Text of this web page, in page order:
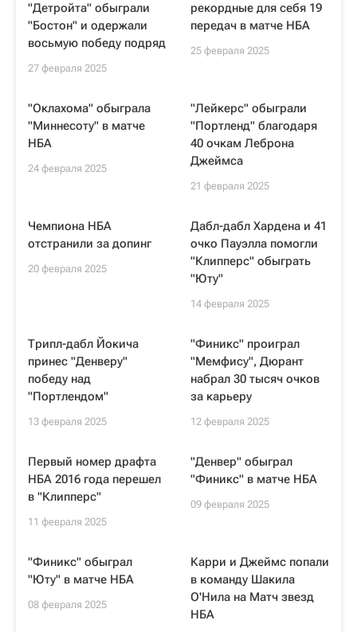
"Детройта" обыграли
"Бостон" и одержали
восьмую победу подряд
27 февраля 2025
рекордные для себя 19
передач в матче НБА
25 февраля 2025
"Оклахома" обыграла
"Миннесоту" в матче
НБА
24 февраля 2025
"Лейкерс" обыграли
"Портленд" благодаря
40 очкам Леброна
Джеймса
21 февраля 2025
Чемпиона НБА
отстранили за допинг
20 февраля 2025
Дабл-дабл Хардена и 41
очко Пауэлла помогли
"Клипперс" обыграть
"Юту"
14 февраля 2025
Трипл-дабл Йокича
принес "Денверу"
победу над
"Портлендом"
13 февраля 2025
"Финикс" проиграл
"Мемфису", Дюрант
набрал 30 тысяч очков
за карьеру
12 февраля 2025
Первый номер драфта
НБА 2016 года перешел
в "Клипперс"
11 февраля 2025
"Денвер" обыграл
"Финикс" в матче НБА
09 февраля 2025
"Финикс" обыграл
"Юту" в матче НБА
08 февраля 2025
Карри и Джеймс попали
в команду Шакила
О'Нила на Матч звезд
НБА